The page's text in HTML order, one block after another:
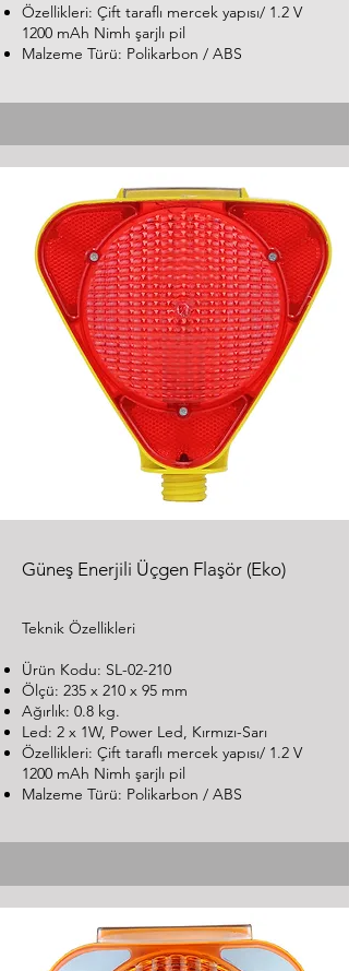
Özellikleri: Çift taraflı mercek yapısı/ 1.2 V
1200 mAh Nimh şarjlı pil
Malzeme Türü: Polikarbon / ABS
Güneş Enerjili Üçgen Flaşör (Eko)
Teknik Özellikleri
Ürün Kodu: SL-02-210
Ölçü: 235 x 210 x 95 mm
Ağırlık: 0.8 kg.
Led: 2 x 1W, Power Led, Kırmızı-Sarı
Özellikleri: Çift taraflı mercek yapısı/ 1.2 V
1200 mAh Nimh şarjlı pil
Malzeme Türü: Polikarbon / ABS